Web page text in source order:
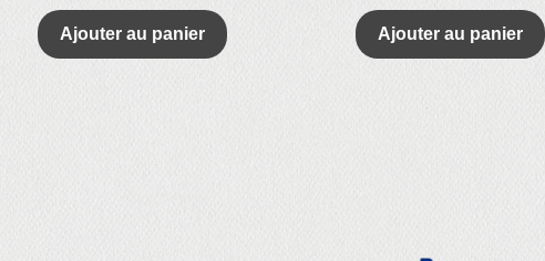
Ajouter au panier Ajouter au panier